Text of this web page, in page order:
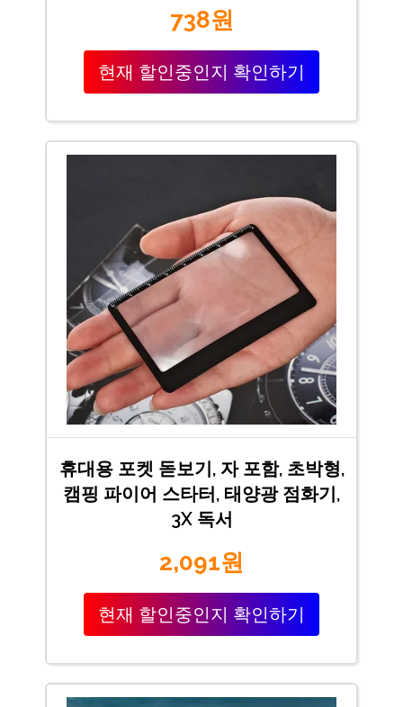
738원
현재 할인중인지 확인하기
휴대용 포켓 돋보기, 자 포함, 초박형,
캠핑 파이어 스타터, 태양광 점화기,
3X 독서
2,091원
현재 할인중인지 확인하기